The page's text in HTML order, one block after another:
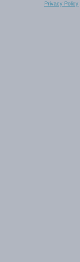
Privacy Policy